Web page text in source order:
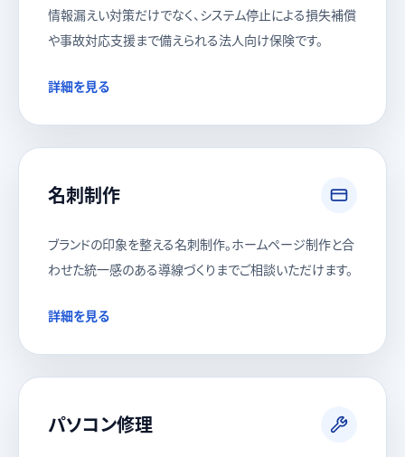
情報漏えい対策だけでなく、システム停止による損失補償
や事故対応支援まで備えられる法人向け保険です。
詳細を見る
名刺制作
ブランドの印象を整える名刺制作。ホームページ制作と合
わせた統一感のある導線づくりまでご相談いただけます。
詳細を見る
パソコン修理